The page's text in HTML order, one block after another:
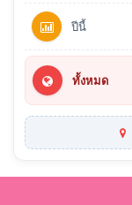
ปีนี้
ทั้งหมด